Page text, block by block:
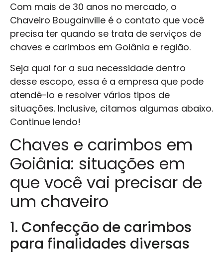
Com mais de 30 anos no mercado, o
Chaveiro Bougainville é o contato que você
precisa ter quando se trata de serviços de
chaves e carimbos em Goiânia e região.
Seja qual for a sua necessidade dentro
desse escopo, essa é a empresa que pode
atendê-lo e resolver vários tipos de
situações. Inclusive, citamos algumas abaixo.
Continue lendo!
Chaves e carimbos em
Goiânia: situações em
que você vai precisar de
um chaveiro
1. Confecção de carimbos
para finalidades diversas